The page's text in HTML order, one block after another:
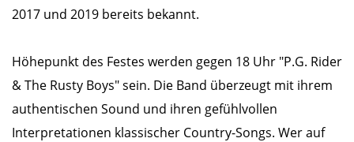
2017 und 2019 bereits bekannt.
Höhepunkt des Festes werden gegen 18 Uhr "P.G. Rider
& The Rusty Boys" sein. Die Band überzeugt mit ihrem
authentischen Sound und ihren gefühlvollen
Interpretationen klassischer Country-Songs. Wer auf